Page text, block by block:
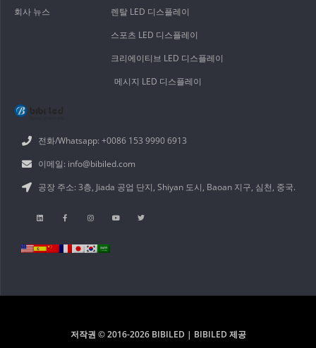
전화/Whatsapp: +0086 153 9990 6913
이메일: info@bibiled.com
공장 주소: 3층, Jiada 공업 단지, Shiyan 도시, Baoan 지구, 심천, 중국.
렌탈 LED 디스플레이
스포츠 LED 디스플레이
크리에이티브 LED 디스플레이
메시지 LED 디스플레이
회사 뉴스
저작권 © 2016-2026 BIBILED | BIBILED 제공